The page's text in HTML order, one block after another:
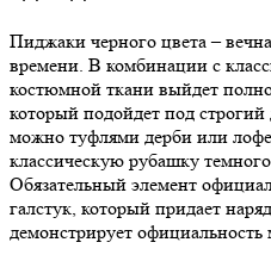
Пиджаки черного цвета –
времени. В комбинации с
костюмной ткани выйдет
который подойдет под
можно туфлями дерби или
классическую рубашку
Обязательный элемент
галстук, который придает
демонстрирует официальность